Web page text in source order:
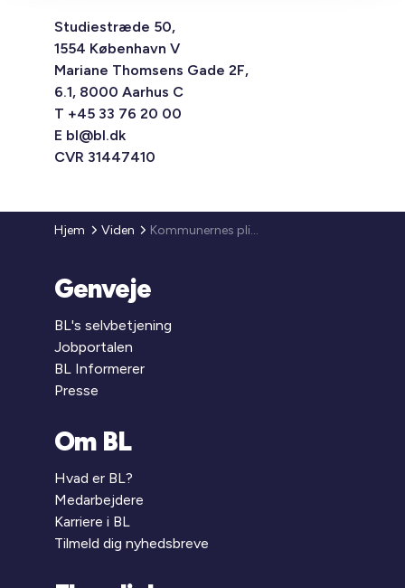
Studiestræde 50,
1554 København V
Mariane Thomsens Gade 2F,
6.1, 8000 Aarhus C
T +45 33 76 20 00
E bl@bl.dk
CVR 31447410
Hjem Viden Kommunernes pligt til at genvurdere hjælpen til personer, som udsættes af beboelseslejemål
Genveje
BL's selvbetjening
Jobportalen
BL Informerer
Presse
Om BL
Hvad er BL?
Medarbejdere
Karriere i BL
Tilmeld dig nyhedsbreve